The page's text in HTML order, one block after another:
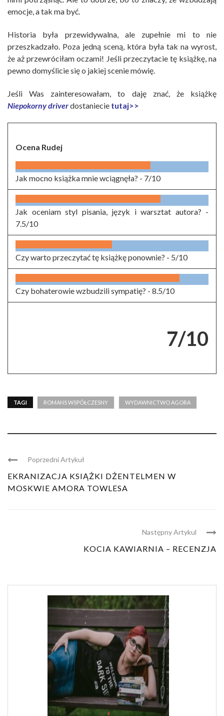
emocje, a tak ma być.
Historia była przewidywalna, ale zupełnie mi to nie
przeszkadzało. Poza jedną sceną, która była tak na wyrost,
że aż przewróciłam oczami! Jeśli przeczytacie tę książkę, na
pewno domyślicie się o jakiej scenie mówię.
Jeśli Was zainteresowałam, to daję znać, że książkę
Niepokornydriverdostaniecie tutaj>>
Ocena Rudej
Jak mocno książka mnie wciągnęła? - 7/10
Jak oceniam styl pisania, język i warsztat autora? -
7.5/10
Czy warto przeczytać tę książkę ponownie? - 5/10
Czy bohaterowie wzbudzili sympatię? - 8.5/10
7/10
TAGI ROMANS WSPÓŁCZESNY WYDAWNICTWO AGORA
Poprzedni Artykuł
EKRANIZACJA KSIĄŻKI DŻENTELMEN W
MOSKWIE AMORA TOWLESA
Następny Artykul
KOCIA KAWIARNIA – RECENZJA